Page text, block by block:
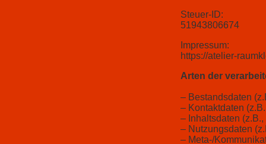
Steuer-ID:
51943806674
Impressum:
https://atelier-
Arten der
– Bestandsdaten
– Kontaktdaten
– Inhaltsdaten
– Nutzungsdaten
– Meta-/